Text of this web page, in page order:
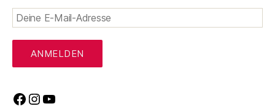
Facebook
Instagram
YouTube